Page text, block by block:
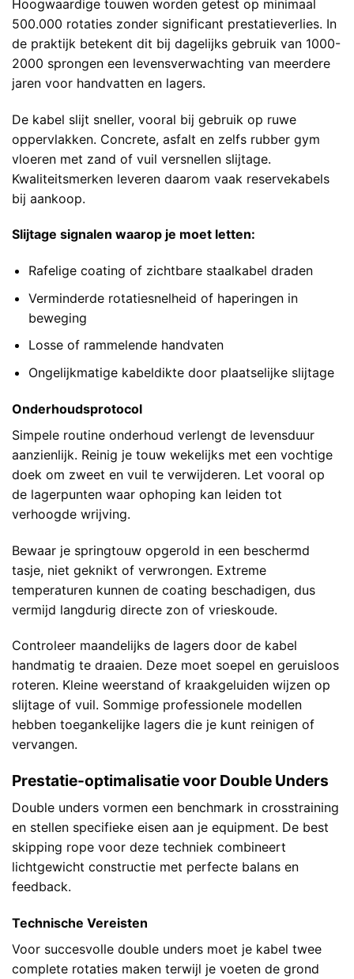
Hoogwaardige touwen worden getest op minimaal
500.000 rotaties zonder significant prestatieverlies. In
de praktijk betekent dit bij dagelijks gebruik van 1000-
2000 sprongen een levensverwachting van meerdere
jaren voor handvatten en lagers.
De kabel slijt sneller, vooral bij gebruik op ruwe
oppervlakken. Concrete, asfalt en zelfs rubber gym
vloeren met zand of vuil versnellen slijtage.
Kwaliteitsmerken leveren daarom vaak reservekabels
bij aankoop.
Slijtage signalen waarop je moet letten:
Rafelige coating of zichtbare staalkabel draden
Verminderde rotatiesnelheid of haperingen in
beweging
Losse of rammelende handvaten
Ongelijkmatige kabeldikte door plaatselijke slijtage
Onderhoudsprotocol
Simpele routine onderhoud verlengt de levensduur
aanzienlijk. Reinig je touw wekelijks met een vochtige
doek om zweet en vuil te verwijderen. Let vooral op
de lagerpunten waar ophoping kan leiden tot
verhoogde wrijving.
Bewaar je springtouw opgerold in een beschermd
tasje, niet geknikt of verwrongen. Extreme
temperaturen kunnen de coating beschadigen, dus
vermijd langdurig directe zon of vrieskoude.
Controleer maandelijks de lagers door de kabel
handmatig te draaien. Deze moet soepel en geruisloos
roteren. Kleine weerstand of kraakgeluiden wijzen op
slijtage of vuil. Sommige professionele modellen
hebben toegankelijke lagers die je kunt reinigen of
vervangen.
Prestatie-optimalisatie voor Double Unders
Double unders vormen een benchmark in crosstraining
en stellen specifieke eisen aan je equipment. De best
skipping rope voor deze techniek combineert
lichtgewicht constructie met perfecte balans en
feedback.
Technische Vereisten
Voor succesvolle double unders moet je kabel twee
complete rotaties maken terwijl je voeten de grond